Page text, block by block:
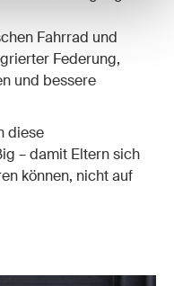
Fahrrad und
Federung,
und bessere
diese
– damit Eltern sich
können, nicht auf